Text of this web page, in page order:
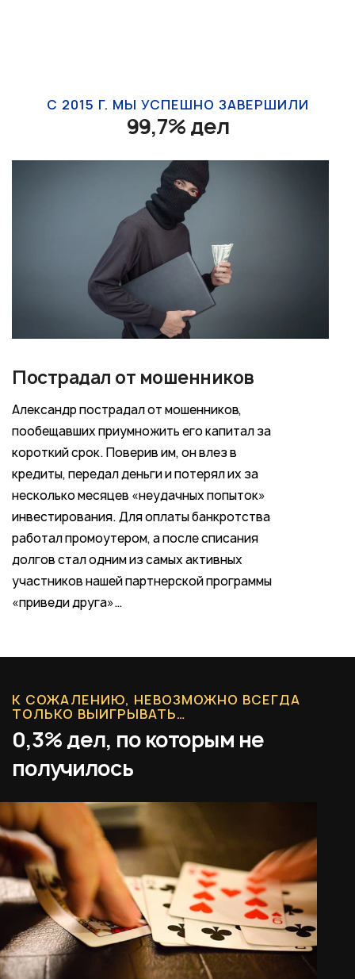
С 2015 Г. МЫ УСПЕШНО ЗАВЕРШИЛИ
99,7% дел
Пострадал от мошенников
Александр пострадал от мошенников,
пообещавших приумножить его капитал за
короткий срок. Поверив им, он влез в
кредиты, передал деньги и потерял их за
несколько месяцев «неудачных попыток»
инвестирования. Для оплаты банкротства
работал промоутером, а после списания
долгов стал одним из самых активных
участников нашей партнерской программы
«приведи друга»…
К СОЖАЛЕНИЮ, НЕВОЗМОЖНО ВСЕГДА
ТОЛЬКО ВЫИГРЫВАТЬ…
0,3% дел, по которым не
получилось